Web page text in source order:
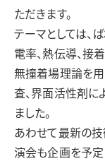
ただきます。
テーマとしては、
電率、熱伝導、接
無撞着場理論を
査、界面活性剤に
ました。
あわせて最新の
演会も企画を予定